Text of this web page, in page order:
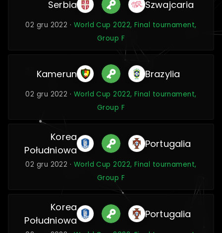
Serbia Szwajcaria
02 gru 2022 · World Cup 2022, Final tournament,
Group F
Kamerun Brazylia
02 gru 2022 · World Cup 2022, Final tournament,
Group F
Korea
Południowa
Portugalia
02 gru 2022 · World Cup 2022, Final tournament,
Group F
Korea
Południowa
Portugalia